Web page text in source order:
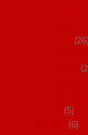
26
2
5
6